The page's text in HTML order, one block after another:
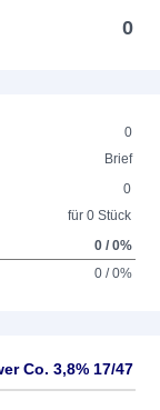
0
0
Brief
0
für 0 Stück
0 / 0%
0 / 0%
Co. 3,8% 17/47